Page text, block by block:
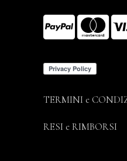
TERMINI e
RESI e RIMBORSI